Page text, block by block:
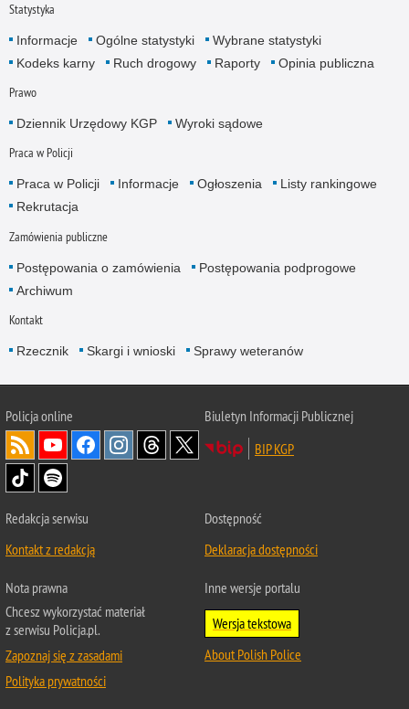
Statystyka
Informacje Ogólne statystyki
Wybrane statystyki
Kodeks karny
Ruch drogowy Raporty Opinia publiczna
Prawo
Dziennik Urzędowy KGP Wyroki sądowe
Praca w Policji
Praca w Policji Informacje Ogłoszenia
Listy rankingowe
Rekrutacja
Zamówienia publiczne
Postępowania o zamówienia
Postępowania podprogowe
Archiwum
Kontakt
Rzecznik Skargi i wnioski Sprawy weteranów
Policjaonline
Biuletyn Informacji Publicznej
BIP KGP
Redakcja serwisu
Kontakt z redakcją
Dostępność
Deklaracja dostępności
Nota prawna
Chcesz wykorzystać materiał
z serwisu Policja.pl.
Zapoznaj się z zasadami
Polityka prywatności
Inne wersje portalu
Wersja tekstowa
About Polish Police